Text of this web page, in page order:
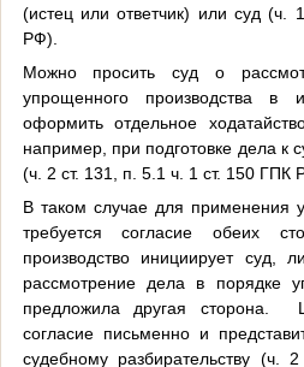
(истец или ответчик) или суд (ч.
РФ).
Можно просить суд о
упрощенного производства в
оформить отдельное
например, при подготовке дела к
(ч. 2 ст. 131, п. 5.1 ч. 1 ст. 150 ГПК
В таком случае для применения
требуется согласие обеих
производство инициирует суд,
рассмотрение дела в порядке
предложила другая сторона.
согласие письменно и
судебному разбирательству